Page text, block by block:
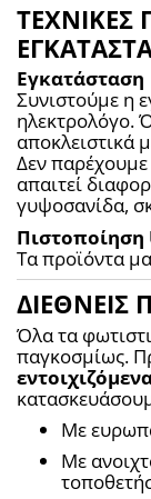
ΤΕΧΝΙΚΕΣ
Εγκατάσταση
Συνιστούμε η
ηλεκτρολόγο.
αποκλειστικά
Δεν
απαιτεί
γυψοσανίδα,
Πιστοποίηση
Τα προϊόντα
ΔΙΕΘΝΕΙΣ
Όλα τα
παγκοσμίως.
Με
Με